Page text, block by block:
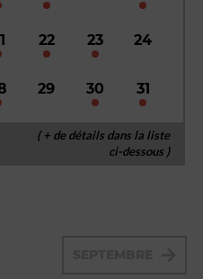
22 23 24
29 30 31
( + de détails dans la liste
ci-dessous )